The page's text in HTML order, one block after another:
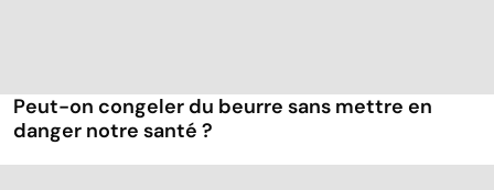
Peut-on congeler du beurre sans mettre en
danger notre santé ?